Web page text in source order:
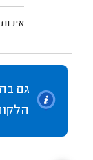
איכות
גם